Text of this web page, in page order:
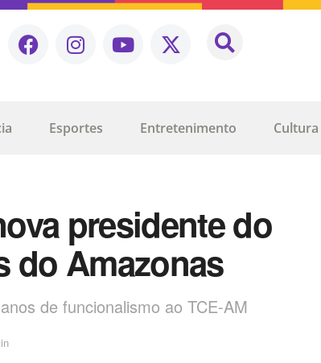
Esportes Entretenimento Cultura
presidente do
do Amazonas
de funcionalismo ao TCE-AM